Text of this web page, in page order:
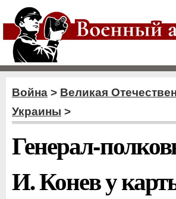
Война > Великая
Украины >
Генерал-
И. Конев у